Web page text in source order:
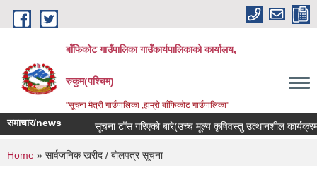
Skip to main content
बाँफिकोट गाउँपालिका गाउँकार्यपालिकाको कार्यालय,
रुकुम(पश्चिम)
"सूचना मैत्री गाउँपालिका ,हाम्रो बाँफिकोट गाउँपालिका"
समाचार/news सूचना टाँस गरिएको बारे(उच्च मूल्य कृषिवस्तु उत्थानशील कार्यक्रम,
You are here
Home » सार्वजनिक खरीद / बोलपत्र सूचना